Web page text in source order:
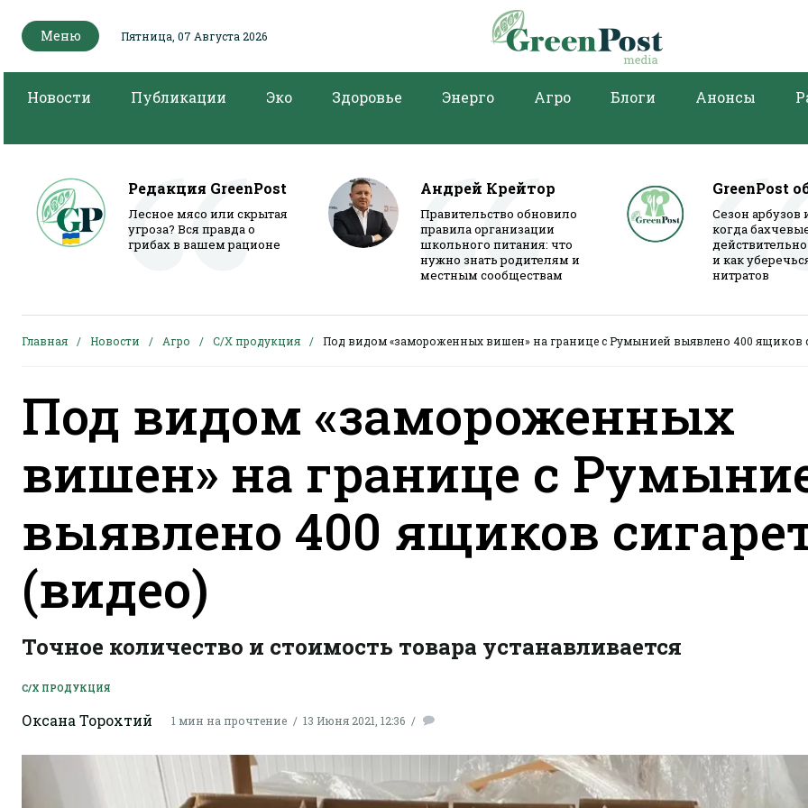
Меню Пятница, 07 Августа 2026
Новости Публикации Эко Здоровье Энерго Агро Блоги Анонсы
Редакция GreenPost
Лесное мясо или скрытая
угроза? Вся правда о
грибах в вашем рационе
Андрей Крейтор
Правительство обновило
правила организации
школьного питания: что
нужно знать родителям и
местным сообществам
GreenPost
Сезон арбузов
когда
и как
нитратов
Главная Новости Агро С/Х продукция Под видом «замороженных вишен» на границе с Румынией выявлено 400 ящиков
Под видом «замороженных
вишен» на границе с
выявлено 400 ящиков
(видео)
Точное количество и стоимость товара устанавливается
С/Х ПРОДУКЦИЯ
Оксана Торохтий 1 мин на прочтение 13 Июня 2021, 12:36